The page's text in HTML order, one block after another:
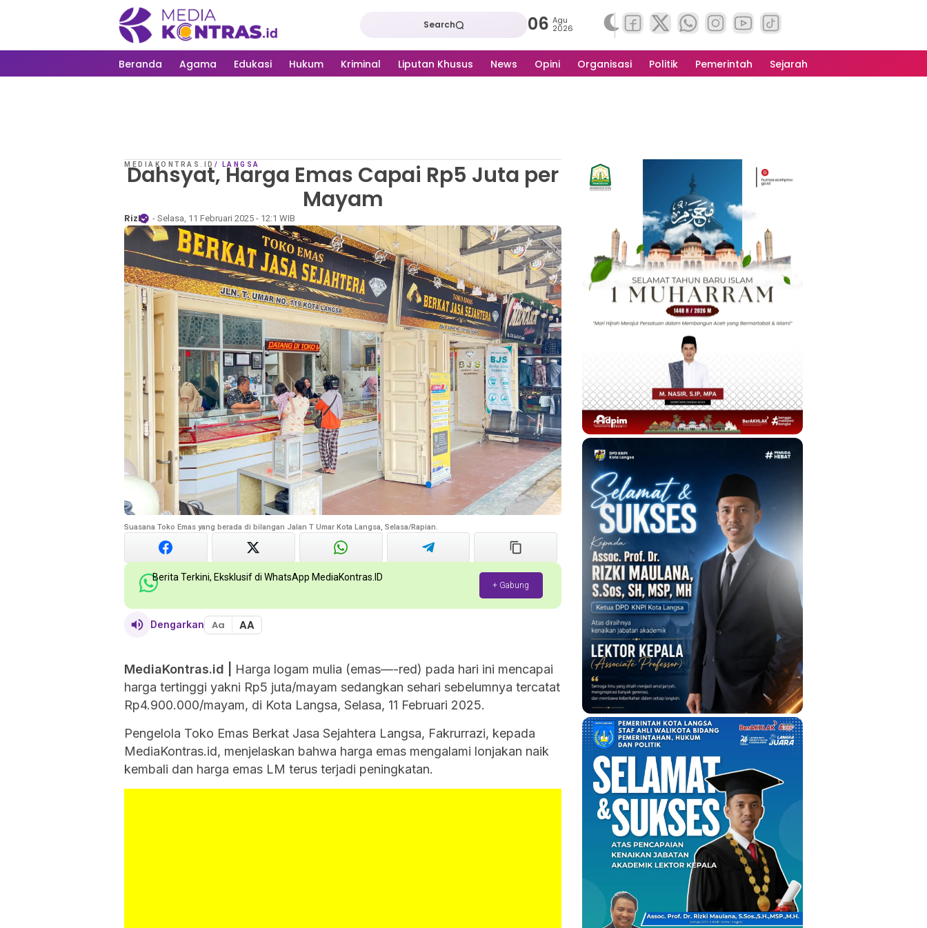
Search 06 Agu
2026
Beranda Agama Edukasi Hukum Kriminal Liputan Khusus News Opini Organisasi Politik Pemerintah Sejarah
MEDIAKONTRAS.ID / LANGSA
Dahsyat, Harga Emas Capai Rp5 Juta per
Mayam
Rizky - Selasa, 11 Februari 2025 - 12:1 WIB
Suasana Toko Emas yang berada di bilangan Jalan T Umar Kota Langsa, Selasa/Rapian.
Berita Terkini, Eksklusif di WhatsApp MediaKontras.ID
+ Gabung
Dengarkan Aa AA
MediaKontras.id
Harga logam mulia (emas—-red) pada hari ini mencapai
harga tertinggi yakni Rp5 juta/mayam sedangkan sehari sebelumnya tercatat
Rp4.900.000/mayam, di Kota Langsa, Selasa, 11 Februari 2025.
Pengelola Toko Emas Berkat Jasa Sejahtera Langsa, Fakrurrazi, kepada
MediaKontras.id, menjelaskan bahwa harga emas mengalami lonjakan naik
kembali dan harga emas LM terus terjadi peningkatan.